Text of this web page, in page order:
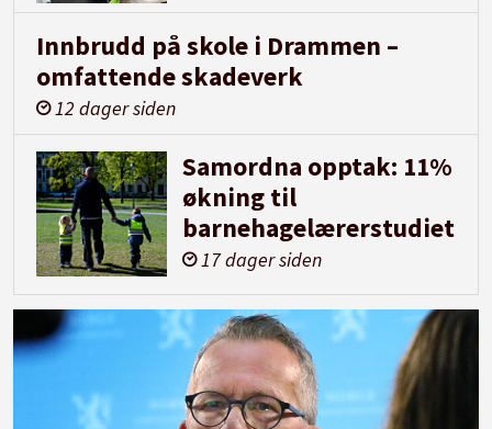
Innbrudd på skole i Drammen –
omfattende skadeverk
12 dager siden
Samordna opptak: 11%
økning til
barnehagelærerstudiet
17 dager siden